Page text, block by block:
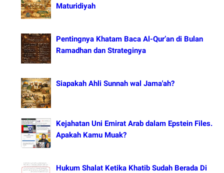
Maturidiyah
Pentingnya Khatam Baca Al-Qur’an di Bulan
Ramadhan dan Strateginya
Siapakah Ahli Sunnah wal Jama'ah?
Kejahatan Uni Emirat Arab dalam Epstein Files.
Apakah Kamu Muak?
Hukum Shalat Ketika Khatib Sudah Berada Di